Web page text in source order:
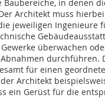
Baubereiche, in denen
Architekt muss
jeweiligen Ingenieure
überwachen
durchführen.
für einen
Architekt
ein Gerüst für die